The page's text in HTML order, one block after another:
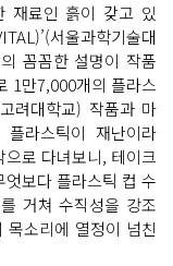
재료인 흙이 갖고 있
서울과학기술대
꼼꼼한 설명이 작품
1만7,000개의 플라스
려대학교) 작품과 마
라스틱이 재난이라
로 다녀보니, 테이크
보다 플라스틱 컵 수
거쳐 수직성을 강조
소리에 열정이 넘친